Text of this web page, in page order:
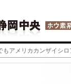
もアメリカカンザイシロ